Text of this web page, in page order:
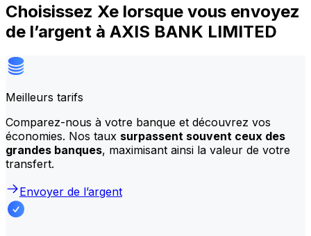
Choisissez Xe lorsque vous envoyez
de l’argent à AXIS BANK LIMITED
Meilleurs tarifs
Comparez-nous à votre banque et découvrez vos
économies. Nos taux surpassent souvent ceux des
grandes banques, maximisant ainsi la valeur de votre
transfert.
Envoyer de l’argent